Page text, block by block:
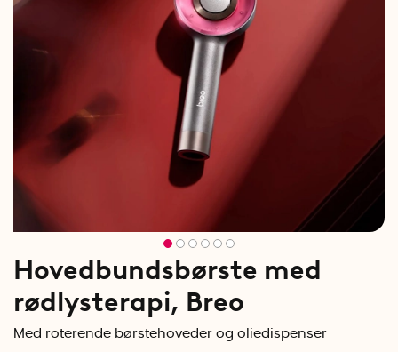
Hovedbundsbørste med
rødlysterapi, Breo
Med roterende børstehoveder og oliedispenser